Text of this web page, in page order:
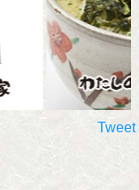
Tweet